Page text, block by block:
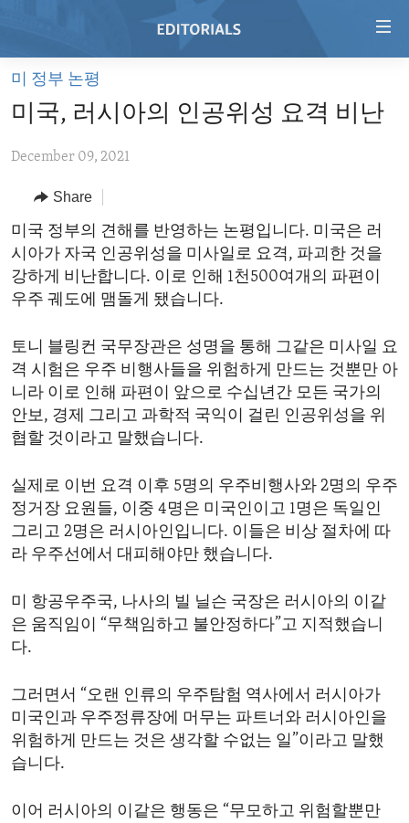
Skip
main
Skip
Navigation
Skip
to
Search
HOME
VIDEO
RADIO
REGIONS
AFRICA
AMERICAS
ASIA
MIDDLE EAST
TOPICS
HUMAN RIGHTS
SECURITY AND DEFENSE
DEMOCRACY AND GOVERNANCE
ECONOMY AND TRADE
ENVIRONMENT AND HEALTH
ARCHIVE
ABOUT US
FOLLOW US
미 정부 논평
미국, 러시아의 인공위성 요격 비난
December 09, 2021
Share
미국 정부의 견해를 반영하는 논평입니다. 미국은 러
시아가 자국 인공위성을 미사일로 요격, 파괴한 것을
강하게 비난합니다. 이로 인해 1천500여개의 파편이
우주 궤도에 맴돌게 됐습니다.
토니 블링컨 국무장관은 성명을 통해 그같은 미사일 요
격 시험은 우주 비행사들을 위험하게 만드는 것뿐만 아
니라 이로 인해 파편이 앞으로 수십년간 모든 국가의
안보, 경제 그리고 과학적 국익이 걸린 인공위성을 위
협할 것이라고 말했습니다.
실제로 이번 요격 이후 5명의 우주비행사와 2명의 우주
정거장 요원들, 이중 4명은 미국인이고 1명은 독일인
그리고 2명은 러시아인입니다. 이들은 비상 절차에 따
라 우주선에서 대피해야만 했습니다.
미 항공우주국, 나사의 빌 닐슨 국장은 러시아의 이같
은 움직임이 “무책임하고 불안정하다”고 지적했습니
다.
그러면서 “오랜 인류의 우주탐험 역사에서 러시아가
미국인과 우주정류장에 머무는 파트너와 러시아인을
위험하게 만드는 것은 생각할 수없는 일”이라고 말했
습니다.
이어 러시아의 이같은 행동은 “무모하고 위험할뿐만